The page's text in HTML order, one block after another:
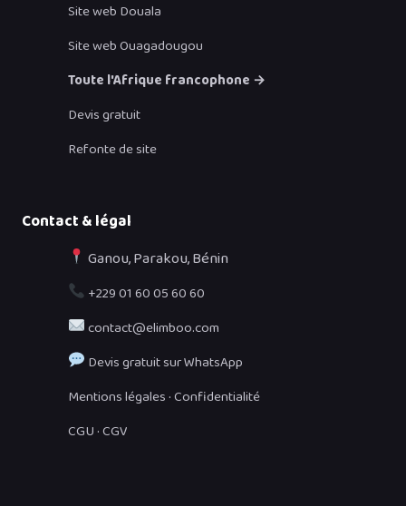
Site web Douala
Site web Ouagadougou
Toute l'Afrique francophone →
Devis gratuit
Refonte de site
Contact & légal
Ganou, Parakou, Bénin
+229 01 60 05 60 60
contact@elimboo.com
Devis gratuit sur WhatsApp
Mentions légales·Confidentialité
CGU·CGV